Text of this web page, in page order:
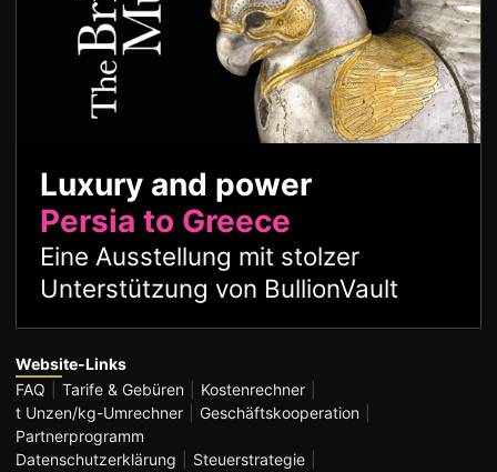
Luxury and power
Persia to Greece
Eine Ausstellung mit stolzer
Unterstützung von BullionVault
Website-Links
FAQ
Tarife & Gebüren
Kostenrechner
t Unzen/kg-Umrechner
Geschäftskooperation
Partnerprogramm
Datenschutzerklärung
Steuerstrategie